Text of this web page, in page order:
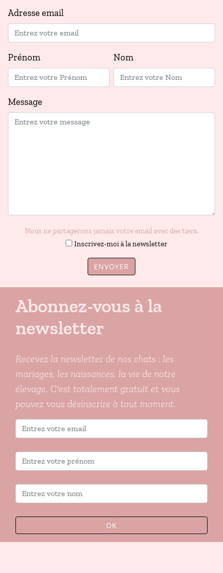
Adresse email
Prénom Nom
Message
Nous ne partagerons jamais votre email avec des tiers.
Inscrivez-moi à la newsletter
ENVOYER
Abonnez-vous à la
newsletter
Recevez la newsletter de nos chats : les
mariages, les naissances, la vie de notre
élevage. C'est totalement gratuit et vous
pouvez vous désinscrire à tout moment.
OK